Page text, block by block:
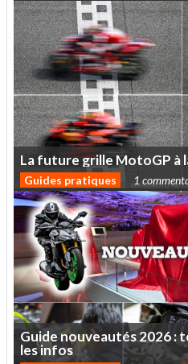
Lafuturegrille MotoGP à
Guides pratiques 1
Guidenouveautés2026:
lesinfos